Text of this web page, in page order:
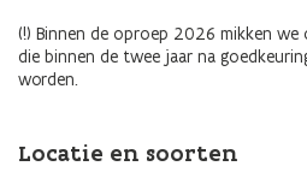
(!) Binnen de oproep 2026 mikken
die binnen de twee jaar na
worden.
Locatie en soorten